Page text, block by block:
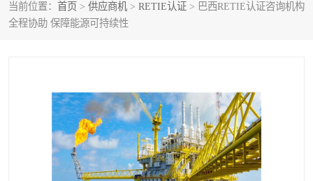
当前位置： 首页 > 供应商机 > RETIE认证 > 巴西RETIE认证咨询机构
全程协助 保障能源可持续性
巴西认证 RETIE认证